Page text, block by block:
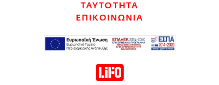
ΤΑΥΤΟΤΗΤΑ
ΕΠΙΚΟΙΝΩΝΙΑ